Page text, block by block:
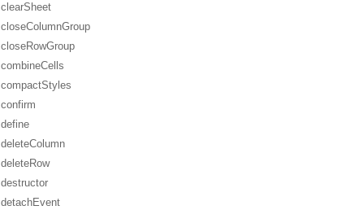
clearSheet
closeColumnGroup
closeRowGroup
combineCells
compactStyles
confirm
define
deleteColumn
deleteRow
destructor
detachEvent